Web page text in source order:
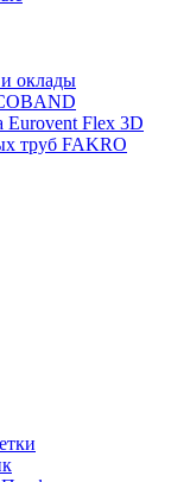
оклады
Eurovent Flex 3D
труб FAKRO